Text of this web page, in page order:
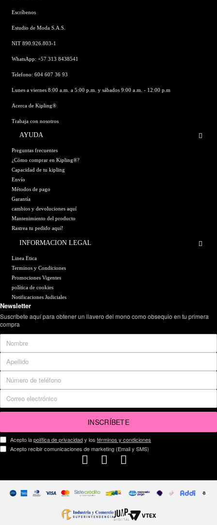
Escríbenos
Estudio de Moda S.A.S.
NIT 890.926.803-1
WhatsApp: +57 313 8438541
Telefono: 604 607 36 93
Lunes a viernes 8:00 a.m. a 5:00 p.m. y sábados 9:00 a.m. - 12:00 p.m
Acerca de Kipling®
Trabaja con nosotros
AYUDA
Preguntas frecuentes
¿Cómo comprar en Kipling®?
Capacidad de tu kipling
Envío
Métodos de pago
Garantía
cambios y devoluciones aquí
Mantenimiento del producto
Rastrea tu pedido aquí!
INFORMACION LEGAL
Linea Etica
Terminos y Condiciones
Promociones Vigentes
política de cookies
Notificaciones Judiciales
Newsletter
Suscríbete aquí para obtener un llavero del mono como obsequio en tu primera
compra
INSCRÍBETE
Acepto lapolítica de privacidady los términos y condiciones
Acepto recibir comunicaciones de marketing (Email y SMS)